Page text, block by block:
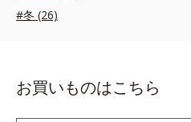
#冬 (26)
お買いものはこちら